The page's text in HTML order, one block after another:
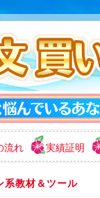
流れ 実績証明
系教材＆ツール